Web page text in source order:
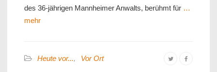
des 36-jährigen Mannheimer Anwalts, berühmt für …
mehr
Heute vor..., Vor Ort